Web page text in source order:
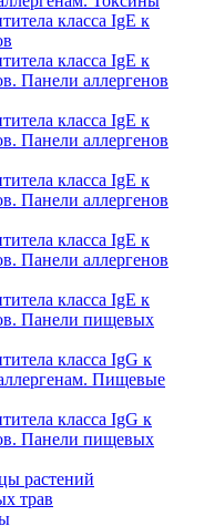
класса IgE к
класса IgE к
Панели аллергенов
класса IgE к
Панели аллергенов
класса IgE к
Панели аллергенов
класса IgE к
Панели аллергенов
класса IgE к
Панели пищевых
класса IgG к
Пищевые
класса IgG к
Панели пищевых
растений
трав